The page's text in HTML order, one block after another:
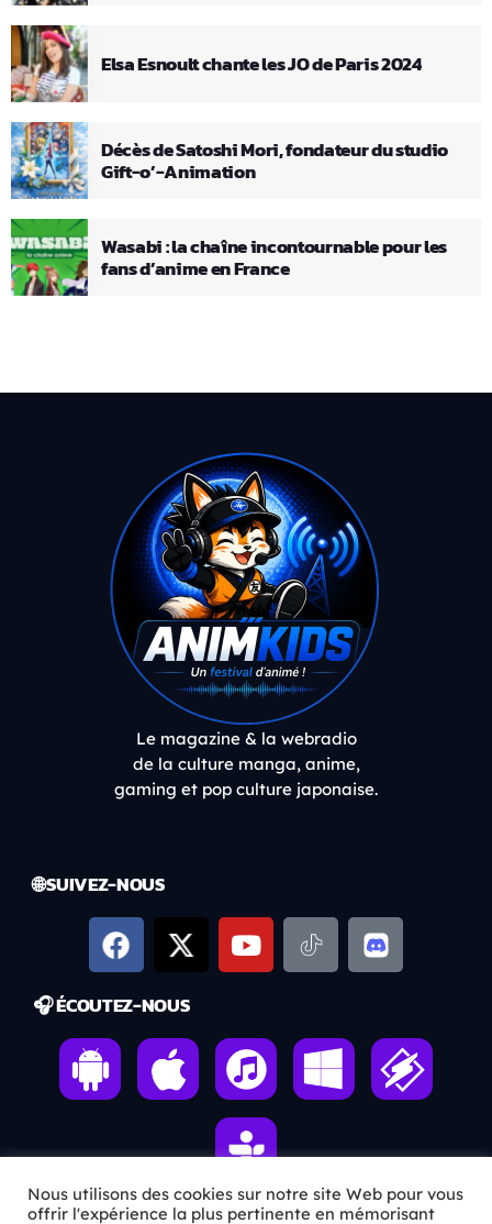
Elsa Esnoult chante les JO de Paris 2024
Décès de Satoshi Mori, fondateur du studio
Gift-o’-Animation
Wasabi : la chaîne incontournable pour les
fans d’anime en France
Le magazine & la webradio
de la culture manga, anime,
gaming et pop culture japonaise.
🌐 SUIVEZ-NOUS
🎧 ÉCOUTEZ-NOUS
Nous utilisons des cookies sur notre site Web pour vous
offrir l'expérience la plus pertinente en mémorisant